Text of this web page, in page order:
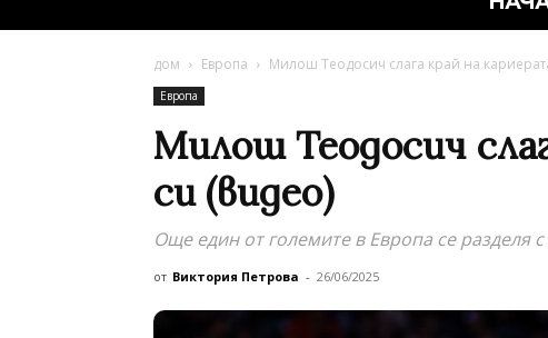
дом Европа Милош Теодосич слага край на
Европа
Милош Теодосич
си (видео)
Още един от големите в Европа се разделя с
от Виктория Петрова - 26/06/2025